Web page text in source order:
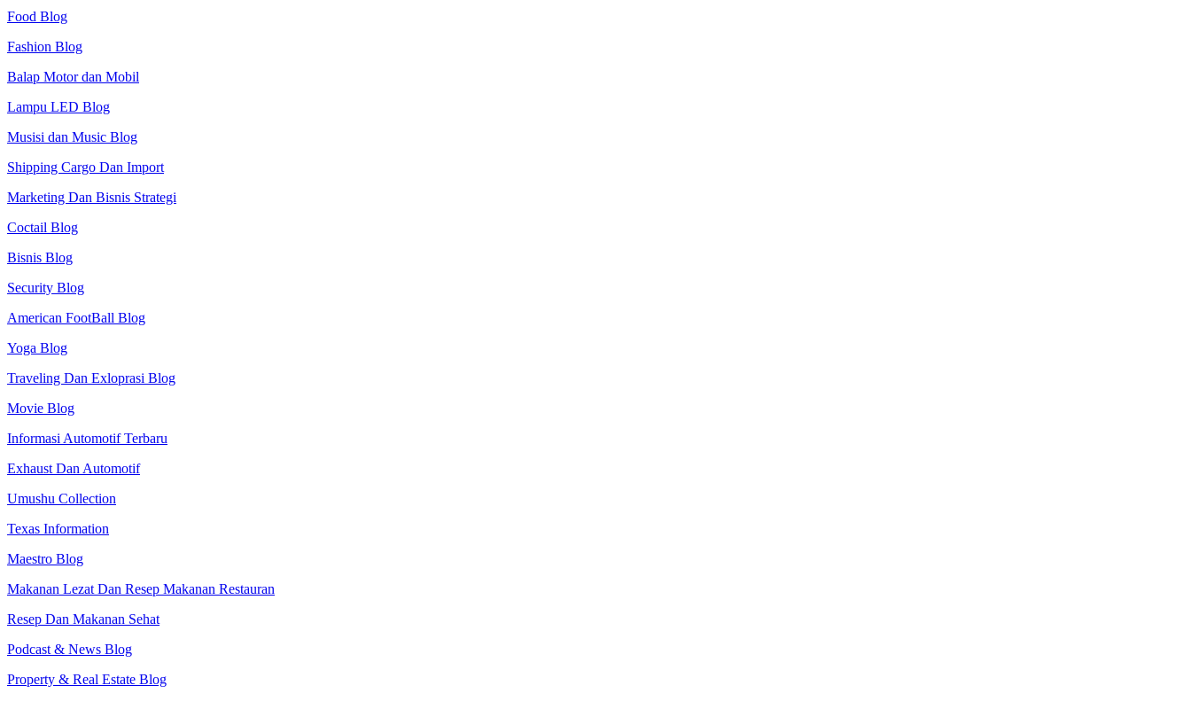
Food Blog
Fashion Blog
Balap Motor dan Mobil
Lampu LED Blog
Musisi dan Music Blog
Shipping Cargo Dan Import
Marketing Dan Bisnis Strategi
Coctail Blog
Bisnis Blog
Security Blog
American FootBall Blog
Yoga Blog
Traveling Dan Exloprasi Blog
Movie Blog
Informasi Automotif Terbaru
Exhaust Dan Automotif
Umushu Collection
Texas Information
Maestro Blog
Makanan Lezat Dan Resep Makanan Restauran
Resep Dan Makanan Sehat
Podcast & News Blog
Property & Real Estate Blog